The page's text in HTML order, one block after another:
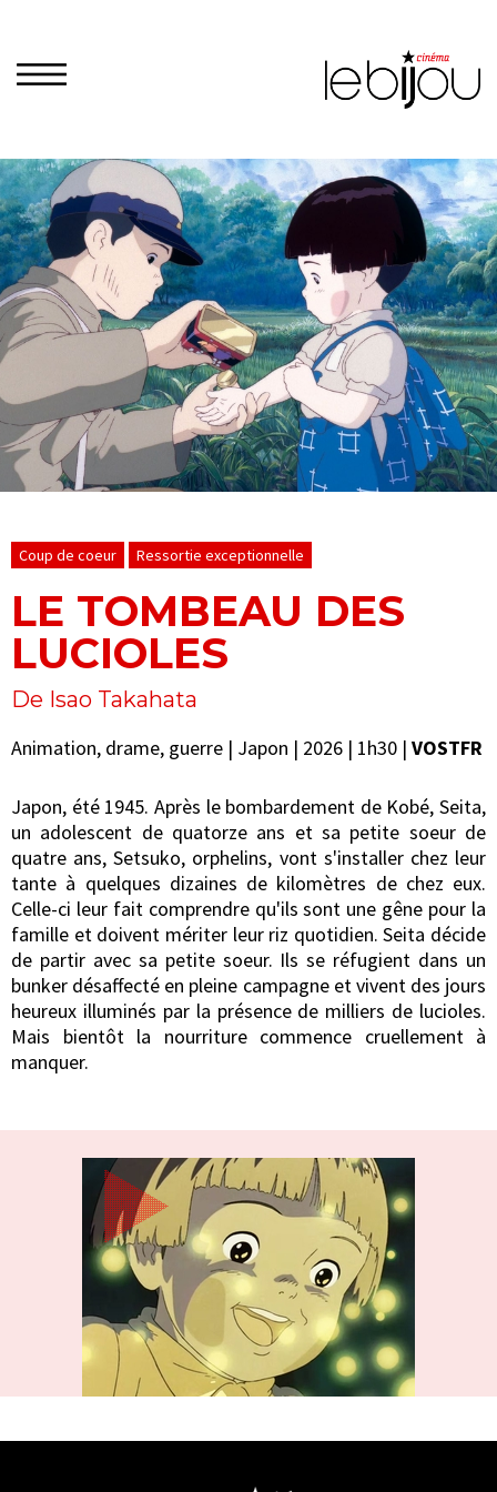
Coup de coeur Ressortie exceptionnelle
LE TOMBEAU DES
LUCIOLES
De Isao Takahata
Animation, drame, guerre | Japon | 2026 | 1h30 | VOSTFR
Japon, été 1945. Après le bombardement de Kobé, Seita,
un adolescent de quatorze ans et sa petite soeur de
quatre ans, Setsuko, orphelins, vont s'installer chez leur
tante à quelques dizaines de kilomètres de chez eux.
Celle-ci leur fait comprendre qu'ils sont une gêne pour la
famille et doivent mériter leur riz quotidien. Seita décide
de partir avec sa petite soeur. Ils se réfugient dans un
bunker désaffecté en pleine campagne et vivent des jours
heureux illuminés par la présence de milliers de lucioles.
Mais bientôt la nourriture commence cruellement à
manquer.